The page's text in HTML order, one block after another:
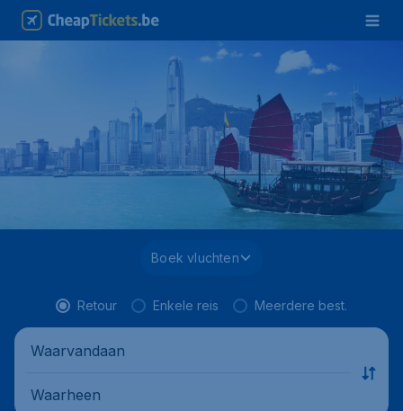
Boek vluchten
Retour Enkele reis Meerdere best.
Waarvandaan
Waarheen